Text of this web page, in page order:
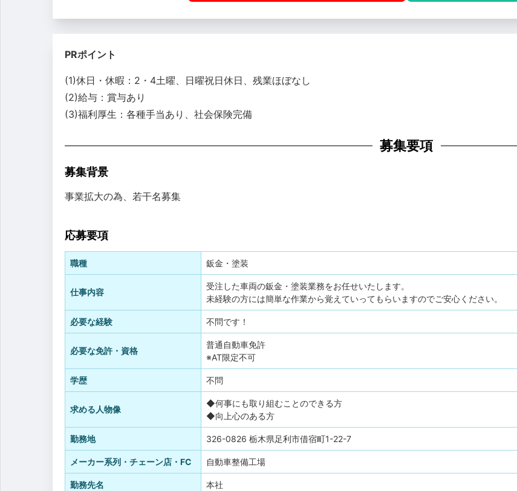
PRポイント
(1)休日・休暇：2・4土曜、日曜祝日休日、残業ほぼなし
(2)給与：賞与あり
(3)福利厚生：各種手当あり、社会保険完備
募集要項
募集背景
事業拡大の為、若干名募集
応募要項
職種 鈑金・塗装
仕事内容
受注した車両の鈑金・塗装業務をお任せいたします。
未経験の方には簡単な作業から覚えていってもらいますのでご安心ください。
必要な経験 不問です！
必要な免許・資格
普通自動車免許
※AT限定不可
学歴 不問
求める人物像
◆何事にも取り組むことのできる方
◆向上心のある方
勤務地 326-0826 栃木県足利市借宿町1-22-7
メーカー系列・チェーン店・FC 自動車整備工場
勤務先名 本社